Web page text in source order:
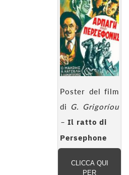
Poster del film
di G. Grigoríou
– Il ratto di
Persephone
CLICCA QUI
PER